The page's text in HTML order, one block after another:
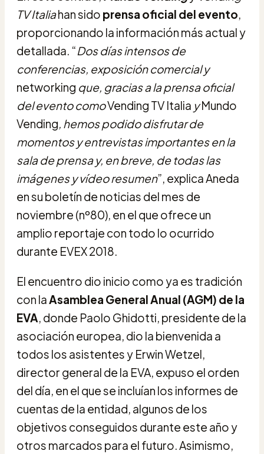
TV Italiahan sido prensa oficial del evento,
proporcionando la información más actual y
detallada. “Dos días intensos de
conferencias, exposición comercial y
networking que, gracias a la prensa oficial
del evento comoVending TV Italia yMundo
Vending, hemos podido disfrutar de
momentos y entrevistas importantes en la
sala de prensa y, en breve, de todas las
imágenes y vídeo resumen”, explica Aneda
en su boletín de noticias del mes de
noviembre (nº80), en el que ofrece un
amplio reportaje con todo lo ocurrido
durante EVEX 2018.
El encuentro dio inicio como ya es tradición
con laAsamblea General Anual (AGM) de la
EVA, donde Paolo Ghidotti, presidente de la
asociación europea, dio la bienvenida a
todos los asistentes y Erwin Wetzel,
director general de la EVA, expuso el orden
del día, en el que se incluían los informes de
cuentas de la entidad, algunos de los
objetivos conseguidos durante este año y
otros marcados para el futuro. Asimismo,